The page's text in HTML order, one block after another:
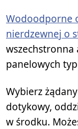
Wodoodporne
nierdzewnej o
panelowych
Wybierz
dotykowy,
w środku.